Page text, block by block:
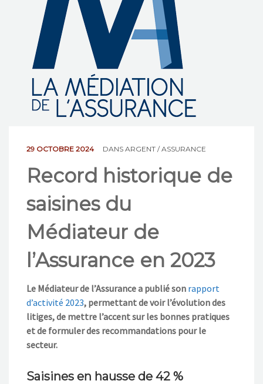
NOS ACTIONS
CONTACT
29 OCTOBRE 2024 DANS ARGENT / ASSURANCE
Record historique de
saisines du
Médiateur de
l’Assurance en 2023
Le Médiateur de l’Assurance a publié son rapport
d’activité 2023, permettant de voir l’évolution des
litiges, de mettre l’accent sur les bonnes pratiques
et de formuler des recommandations pour le
secteur.
Saisines en hausse de 42 %